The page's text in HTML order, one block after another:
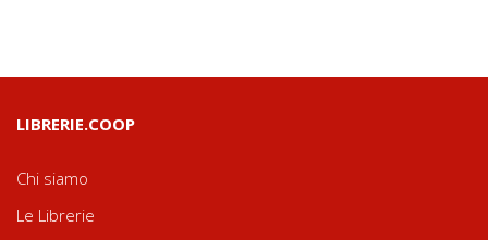
LIBRERIE.COOP
Chi siamo
Le Librerie